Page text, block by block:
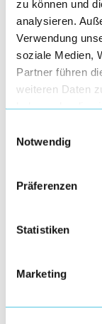
zu können und
analysieren.
Verwendung
soziale Medien,
Partner führen
weiteren Daten
Notwendig
Präferenzen
Statistiken
Marketing